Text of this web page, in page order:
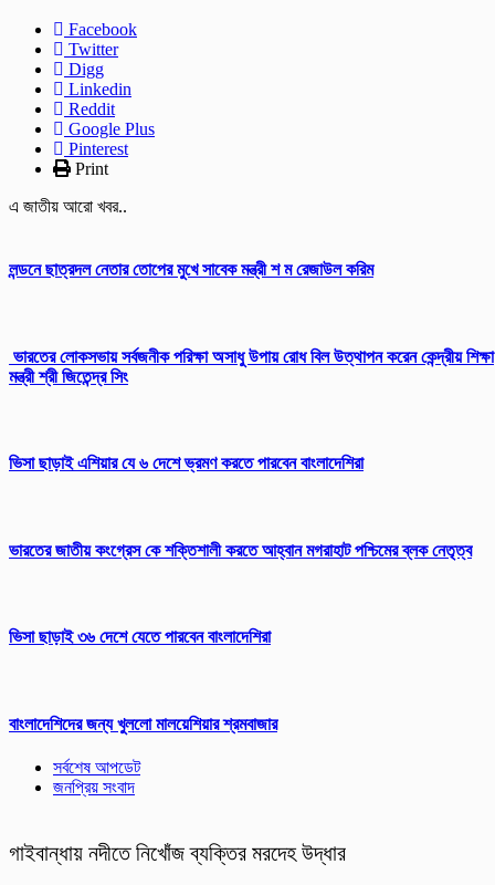
Facebook
Twitter
Digg
Linkedin
Reddit
Google Plus
Pinterest
Print
এ জাতীয় আরো খবর..
লন্ডনে ছাত্রদল নেতার তোপের মুখে সাবেক মন্ত্রী শ ম রেজাউল করিম
ভারতের লোকসভায় সর্বজনীক পরিক্ষা অসাধু উপায় রোধ বিল উত্থাপন করেন কেন্দ্রীয় শিক্ষা
মন্ত্রী শ্রী জিতেন্দ্র সিং
ভিসা ছাড়াই এশিয়ার যে ৬ দেশে ভ্রমণ করতে পারবেন বাংলাদেশিরা
ভারতের জাতীয় কংগ্রেস কে শক্তিশালী করতে আহ্বান মগরাহাট পশ্চিমের ব্লক নেতৃত্ব
ভিসা ছাড়াই ৩৬ দেশে যেতে পারবেন বাংলাদেশিরা
বাংলাদেশিদের জন্য খুললো মালয়েশিয়ার শ্রমবাজার
সর্বশেষ আপডেট
জনপ্রিয় সংবাদ
গাইবান্ধায় নদীতে নিখোঁজ ব্যক্তির মরদেহ উদ্ধার